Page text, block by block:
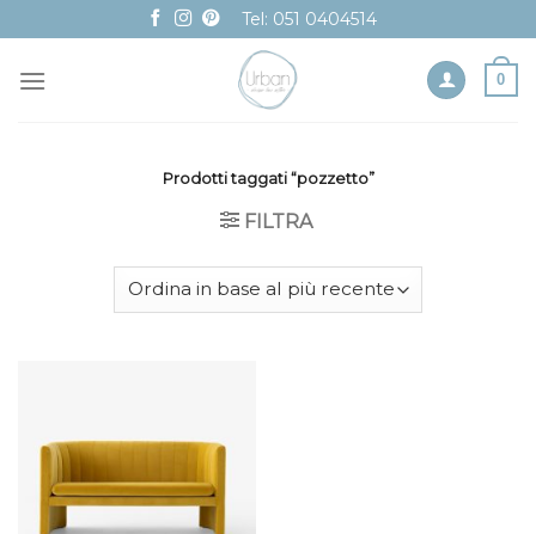
to
content
Tel: 051 0404514
0
Prodotti taggati “pozzetto”
FILTRA